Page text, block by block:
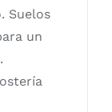
Suelos
un